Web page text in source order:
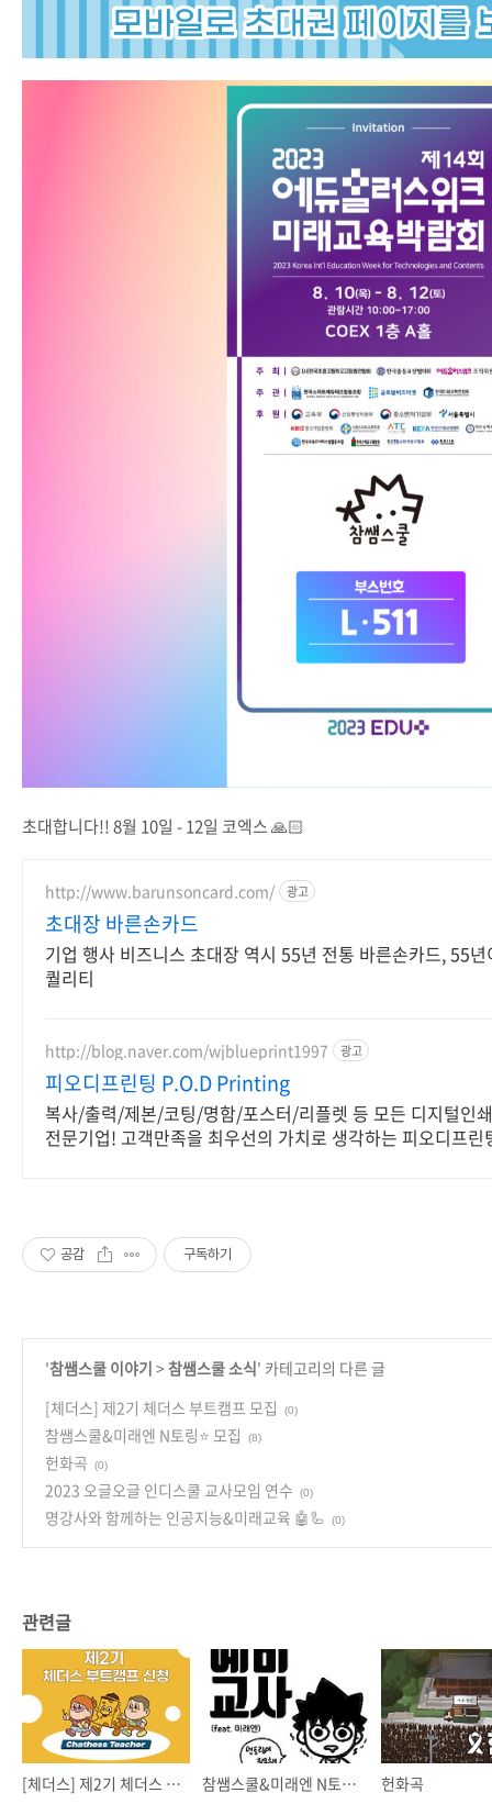
초대합니다!! 8월 10일 - 12일 코엑스 🙏🏻
http://www.barunsoncard.com/ 광고
초대장 바른손카드
기업 행사 비즈니스 초대장 역시 55년 전통 바른손카드, 55
퀄리티
http://blog.naver.com/wjblueprint1997 광고
피오디프린팅 P.O.D Printing
복사/출력/제본/코팅/명함/포스터/리플렛 등 모든 디지털인
전문기업! 고객만족을 최우선의 가치로 생각하는 피오디프린
공감 구독하기
'참쌤스쿨 이야기 > 참쌤스쿨 소식' 카테고리의 다른 글
[체더스] 제2기 체더스 부트캠프 모집
(0)
참쌤스쿨&미래엔 N토링⭐️ 모집 (8)
헌화곡 (0)
2023 오글오글 인디스쿨 교사모임 연수 (0)
명강사와 함께하는 인공지능&미래교육 🤖🦾 (0)
관련글
[체더스] 제2기 체더스 부트캠프 모집 참쌤스쿨&미래엔 N토링⭐️ 모집 헌화곡